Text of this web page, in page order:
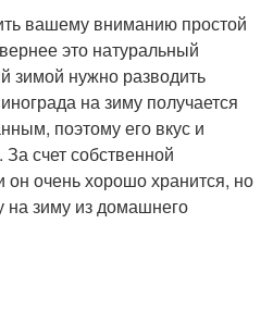
вашему вниманию простой
это натуральный
зимой нужно разводить
на зиму получается
поэтому его вкус и
счет собственной
очень хорошо хранится, но
на зиму из домашнего